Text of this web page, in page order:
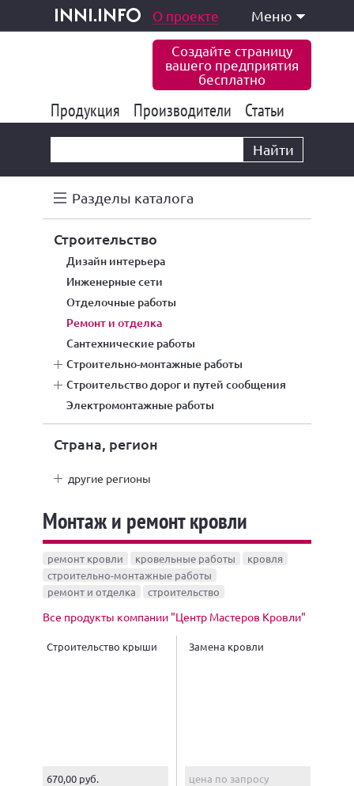
inni.info
и услуги О проекте Меню
Создайте страницу
вашего предприятия
бесплатно
Продукция 177 826
Производители 6 767
Статьи
Найти
Разделы каталога
строительство
дизайн интерьера
инженерные сети
отделочные работы
ремонт и отделка
сантехнические работы
строительно-монтажные работы
строительство дорог и путей сообщения
электромонтажные работы
Страна, регион
другие регионы
Монтаж и ремонт кровли
ремонт кровли кровельные работы
кровля
строительно-монтажные работы
ремонт и отделка
строительство
Все продукты компании "Центр Мастеров Кровли"
Строительство крыши
670,00 руб.
Замена кровли
цена по запросу